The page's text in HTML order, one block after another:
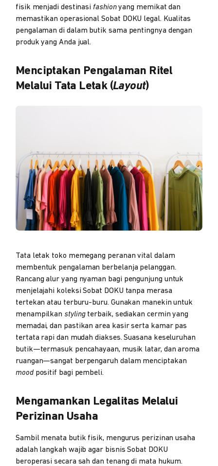
fisik menjadi destinasi fashionyang memikat dan
memastikan operasional Sobat DOKU legal. Kualitas
pengalaman di dalam butik sama pentingnya dengan
produk yang Anda jual.
Menciptakan Pengalaman Ritel
Melalui Tata Letak (Layout)
Tata letak toko memegang peranan vital dalam
membentuk pengalaman berbelanja pelanggan.
Rancang alur yang nyaman bagi pengunjung untuk
menjelajahi koleksi Sobat DOKU tanpa merasa
tertekan atau terburu-buru. Gunakan manekin untuk
menampilkan stylingterbaik, sediakan cermin yang
memadai, dan pastikan area kasir serta kamar pas
tertata rapi dan mudah diakses. Suasana keseluruhan
butik—termasuk pencahayaan, musik latar, dan aroma
ruangan—sangat berpengaruh dalam menciptakan
moodpositif bagi pembeli.
Mengamankan Legalitas Melalui
Perizinan Usaha
Sambil menata butik fisik, mengurus perizinan usaha
adalah langkah wajib agar bisnis Sobat DOKU
beroperasi secara sah dan tenang di mata hukum.